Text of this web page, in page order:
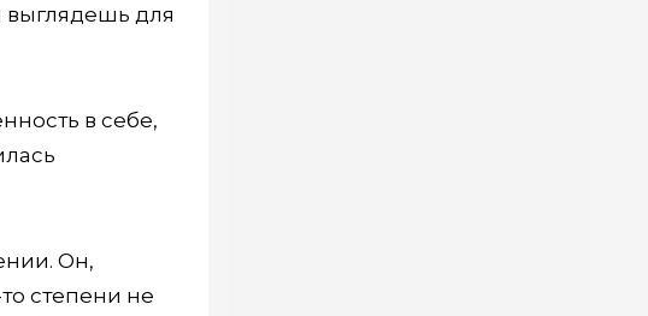
выглядешь для
в себе,
Он,
степени не